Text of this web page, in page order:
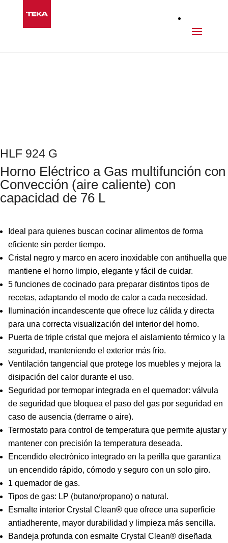
HLF 924 G
Horno Eléctrico a Gas multifunción con
Convección (aire caliente) con
capacidad de 76 L
Ideal para quienes buscan cocinar alimentos de forma
eficiente sin perder tiempo.
Cristal negro y marco en acero inoxidable con antihuella que
mantiene el horno limpio, elegante y fácil de cuidar.
5 funciones de cocinado para preparar distintos tipos de
recetas, adaptando el modo de calor a cada necesidad.
Iluminación incandescente que ofrece luz cálida y directa
para una correcta visualización del interior del horno.
Puerta de triple cristal que mejora el aislamiento térmico y la
seguridad, manteniendo el exterior más frío.
Ventilación tangencial que protege los muebles y mejora la
disipación del calor durante el uso.
Seguridad por termopar integrada en el quemador: válvula
de seguridad que bloquea el paso del gas por seguridad en
caso de ausencia (derrame o aire).
Termostato para control de temperatura que permite ajustar y
mantener con precisión la temperatura deseada.
Encendido electrónico integrado en la perilla que garantiza
un encendido rápido, cómodo y seguro con un solo giro.
1 quemador de gas.
Tipos de gas: LP (butano/propano) o natural.
Esmalte interior Crystal Clean® que ofrece una superficie
antiadherente, mayor durabilidad y limpieza más sencilla.
Bandeja profunda con esmalte Crystal Clean® diseñada